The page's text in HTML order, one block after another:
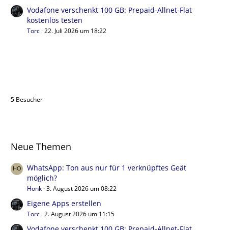
Vodafone verschenkt 100 GB: Prepaid-Allnet-Flat
kostenlos testen
Torc 22. Juli 2026 um 18:22
5 Besucher
Neue Themen
WhatsApp: Ton aus nur für 1 verknüpftes Geät
möglich?
Honk 3. August 2026 um 08:22
Eigene Apps erstellen
Torc 2. August 2026 um 11:15